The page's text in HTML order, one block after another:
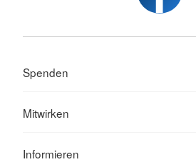
Spenden
Mitwirken
Informieren